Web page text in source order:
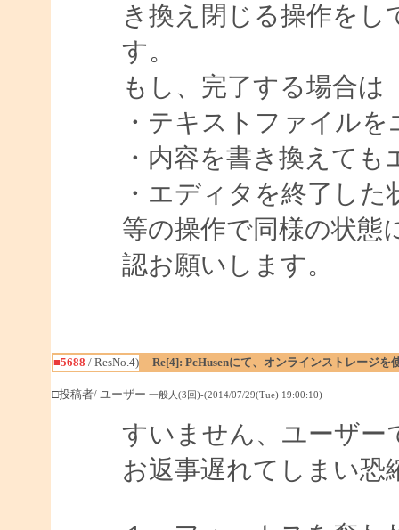
き換え閉じる操作をし
す。
もし、完了する場合は
・テキストファイル
・内容を書き換えて
・エディタを終了した
等の操作で同様の状態
認お願いします。
■5688 / ResNo.4) Re[4]: PcHusenにて、オンラインストレージを
□投稿者/ ユーザー 一般人(3回)-(2014/07/29(Tue) 19:00:10)
すいません、ユーザー
お返事遅れてしまい恐